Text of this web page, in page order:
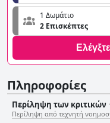
1 Δωμάτιο
2 Επισκέπτες
Πληροφορίες
Περίληψη των κριτικών
Περίληψη από τεχνητή